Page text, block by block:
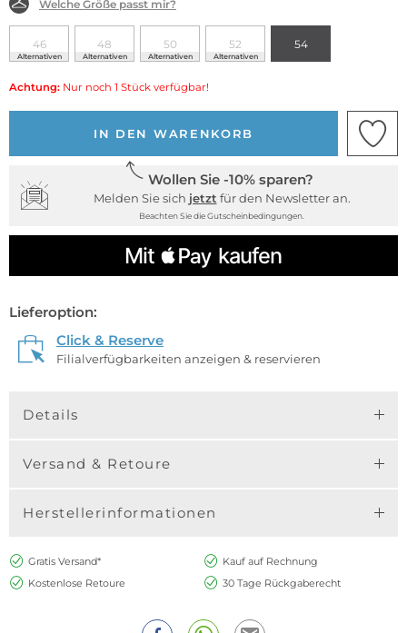
Welche Größe passt mir?
46
Alternativen
48
Alternativen
50
Alternativen
52
Alternativen
54
Achtung: Nur noch 1 Stück verfügbar!
IN DEN WARENKORB
Wollen Sie -10% sparen?
Melden Sie sich jetzt für den Newsletter an.
Beachten Sie die Gutscheinbedingungen.
Lieferoption:
Click & Reserve
Filialverfügbarkeiten anzeigen & reservieren
Details
Versand & Retoure
Herstellerinformationen
Gratis Versand*
Kauf auf Rechnung
Kostenlose Retoure
30 Tage Rückgaberecht